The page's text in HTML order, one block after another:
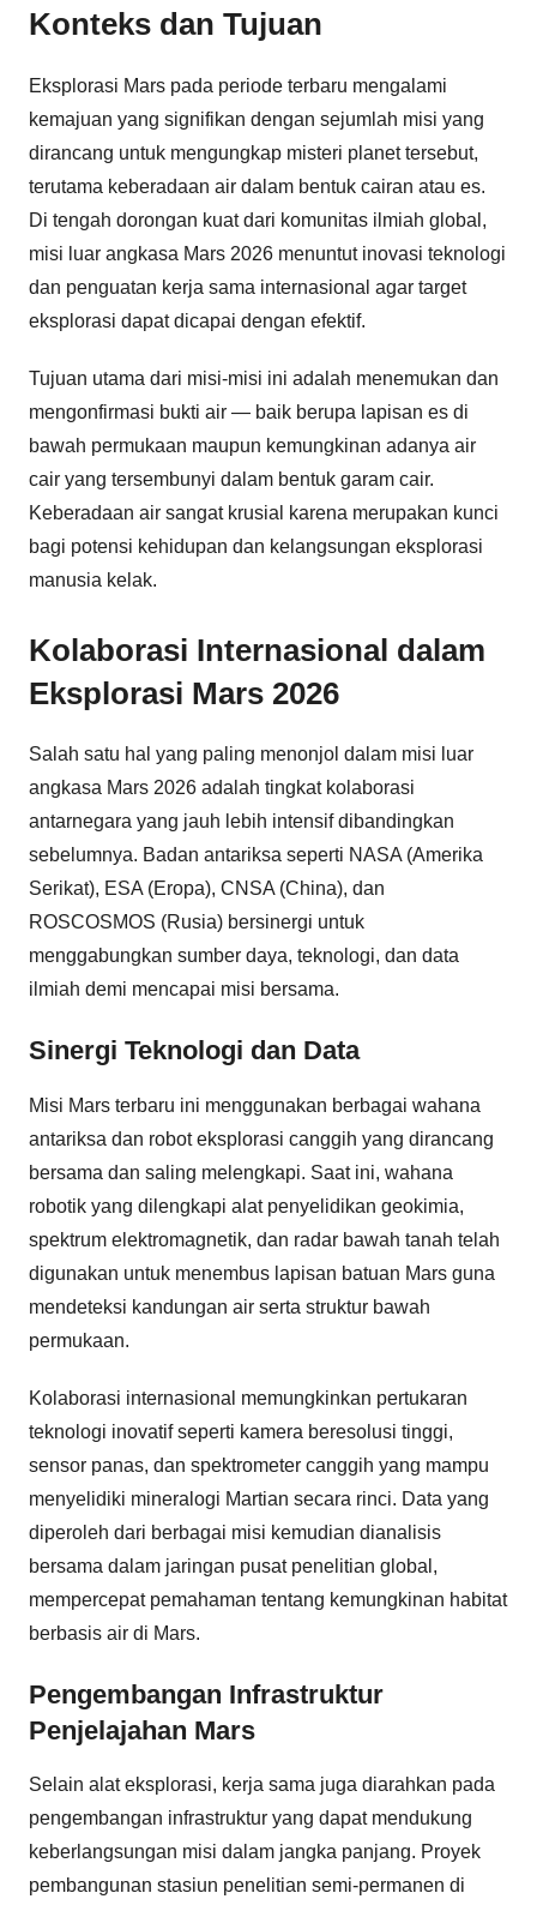
Konteks dan Tujuan
Eksplorasi Mars pada periode terbaru mengalami
kemajuan yang signifikan dengan sejumlah misi yang
dirancang untuk mengungkap misteri planet tersebut,
terutama keberadaan air dalam bentuk cairan atau es.
Di tengah dorongan kuat dari komunitas ilmiah global,
misi luar angkasa Mars 2026 menuntut inovasi teknologi
dan penguatan kerja sama internasional agar target
eksplorasi dapat dicapai dengan efektif.
Tujuan utama dari misi-misi ini adalah menemukan dan
mengonfirmasi bukti air — baik berupa lapisan es di
bawah permukaan maupun kemungkinan adanya air
cair yang tersembunyi dalam bentuk garam cair.
Keberadaan air sangat krusial karena merupakan kunci
bagi potensi kehidupan dan kelangsungan eksplorasi
manusia kelak.
Kolaborasi Internasional dalam
Eksplorasi Mars 2026
Salah satu hal yang paling menonjol dalam misi luar
angkasa Mars 2026 adalah tingkat kolaborasi
antarnegara yang jauh lebih intensif dibandingkan
sebelumnya. Badan antariksa seperti NASA (Amerika
Serikat), ESA (Eropa), CNSA (China), dan
ROSCOSMOS (Rusia) bersinergi untuk
menggabungkan sumber daya, teknologi, dan data
ilmiah demi mencapai misi bersama.
Sinergi Teknologi dan Data
Misi Mars terbaru ini menggunakan berbagai wahana
antariksa dan robot eksplorasi canggih yang dirancang
bersama dan saling melengkapi. Saat ini, wahana
robotik yang dilengkapi alat penyelidikan geokimia,
spektrum elektromagnetik, dan radar bawah tanah telah
digunakan untuk menembus lapisan batuan Mars guna
mendeteksi kandungan air serta struktur bawah
permukaan.
Kolaborasi internasional memungkinkan pertukaran
teknologi inovatif seperti kamera beresolusi tinggi,
sensor panas, dan spektrometer canggih yang mampu
menyelidiki mineralogi Martian secara rinci. Data yang
diperoleh dari berbagai misi kemudian dianalisis
bersama dalam jaringan pusat penelitian global,
mempercepat pemahaman tentang kemungkinan habitat
berbasis air di Mars.
Pengembangan Infrastruktur
Penjelajahan Mars
Selain alat eksplorasi, kerja sama juga diarahkan pada
pengembangan infrastruktur yang dapat mendukung
keberlangsungan misi dalam jangka panjang. Proyek
pembangunan stasiun penelitian semi-permanen di